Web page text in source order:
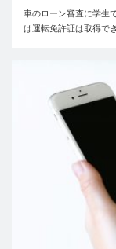
車のローン審査に学生
は運転免許証は取得で